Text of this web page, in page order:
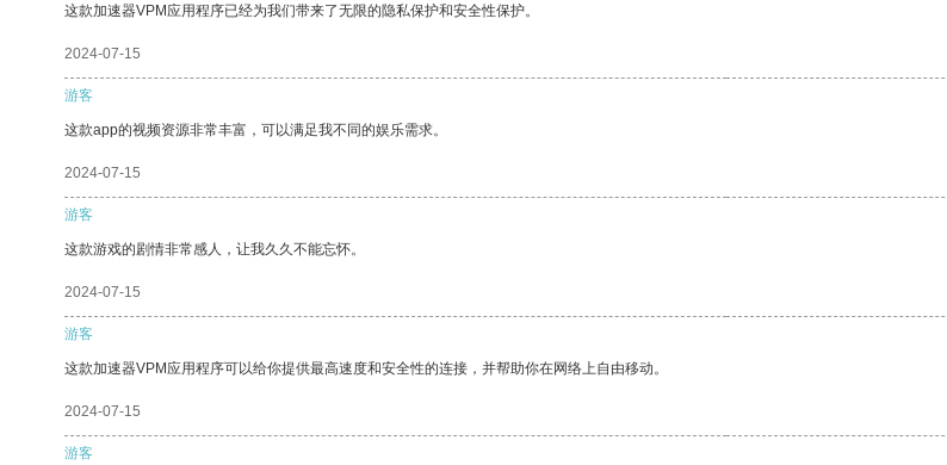
这款加速器VPM应用程序已经为我们带来了无限的隐私保护和安全性保护。
2024-07-15
游客
这款app的视频资源非常丰富，可以满足我不同的娱乐需求。
2024-07-15
游客
这款游戏的剧情非常感人，让我久久不能忘怀。
2024-07-15
游客
这款加速器VPM应用程序可以给你提供最高速度和安全性的连接，并帮助你在网络上自由移动。
2024-07-15
游客